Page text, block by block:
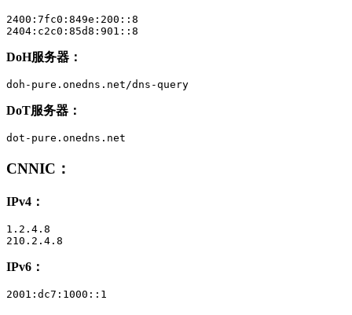
2400:7fc0:849e:200::8
2404:c2c0:85d8:901::8
DoH服务器：
doh-pure.onedns.net/dns-query
DoT服务器：
dot-pure.onedns.net
CNNIC ：
IPv4：
1.2.4.8
210.2.4.8
IPv6：
2001:dc7:1000::1